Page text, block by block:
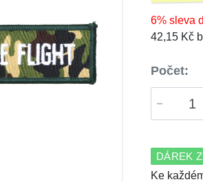
6% sleva
42,15 Kč
Počet:
DÁREK
Ke